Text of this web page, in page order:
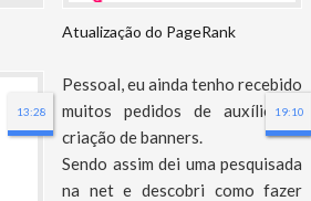
Atualização do PageRank
13:28 21:06
Pessoal, eu ainda tenho recebido
muitos pedidos de auxílio na
criação de banners.
Sendo assim dei uma pesquisada
na net e descobri como fazer
19:10